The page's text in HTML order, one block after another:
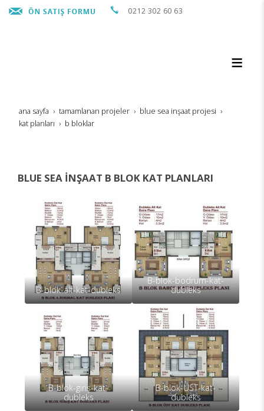
0212 302 60 63
ana sayfa tamamlanan projeler
blue sea i̇nşaat projesi̇
kat planlari
b bloklar
BLUE SEA İNŞAAT B BLOK KAT PLANLARI
B-blok-alt-kat-dubleks
B-blok-bodrum-kat-
dubleks
B-blok-giriş-kat-
dubleks
B-blok-ÜST-kat-
dubleks